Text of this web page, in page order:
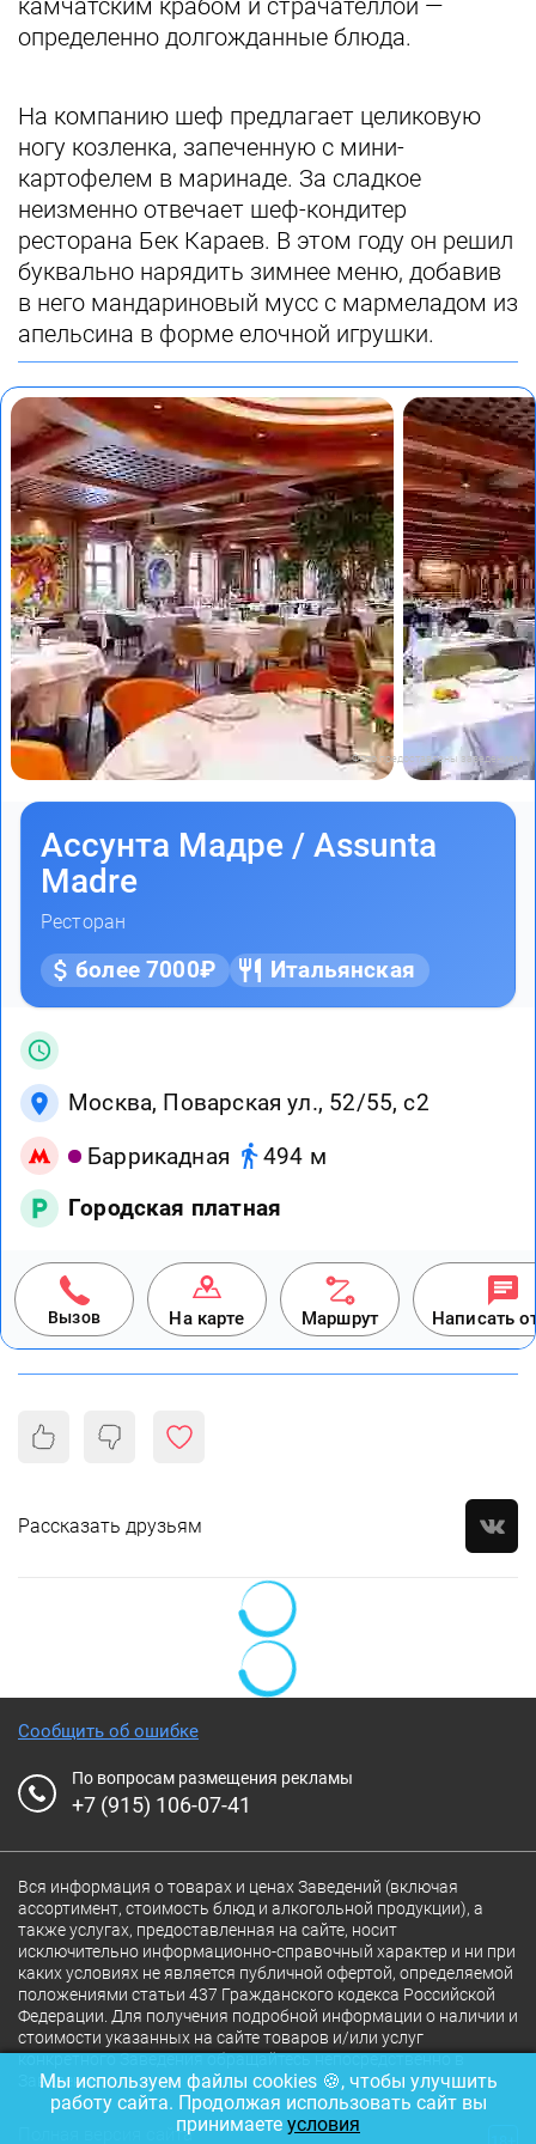
камчатским крабом и страчателлой —
определенно долгожданные блюда.
На компанию шеф предлагает целиковую
ногу козленка, запеченную с мини-
картофелем в маринаде. За сладкое
неизменно отвечает шеф-кондитер
ресторана Бек Караев. В этом году он решил
буквально нарядить зимнее меню, добавив
в него мандариновый мусс с мармеладом из
апельсина в форме елочной игрушки.
Фото предоставлены заведением
Ассунта Мадре / Assunta
Madre
Ресторан
более 7000₽ Итальянская
Москва, Поварская ул., 52/55, с2
Баррикадная
494 м
Городская платная
Вызов На карте Маршрут Написать
Рассказать друзьям
Сообщить об ошибке
По вопросам размещения рекламы
+7 (915) 106-07-41
Вся информация о товарах и ценах Заведений (включая
ассортимент, стоимость блюд и алкогольной продукции), а
также услугах, предоставленная на сайте, носит
исключительно информационно-справочный характер и ни при
каких условиях не является публичной офертой, определяемой
положениями статьи 437 Гражданского кодекса Российской
Федерации. Для получения подробной информации о наличии и
стоимости указанных на сайте товаров и/или услуг
конкретного Заведения обращайтесь непосредственно в
Заведение.
Полная версия сайта
Мы используем файлы cookies 🍪, чтобы улучшить
работу сайта. Продолжая использовать сайт вы
принимаете условия